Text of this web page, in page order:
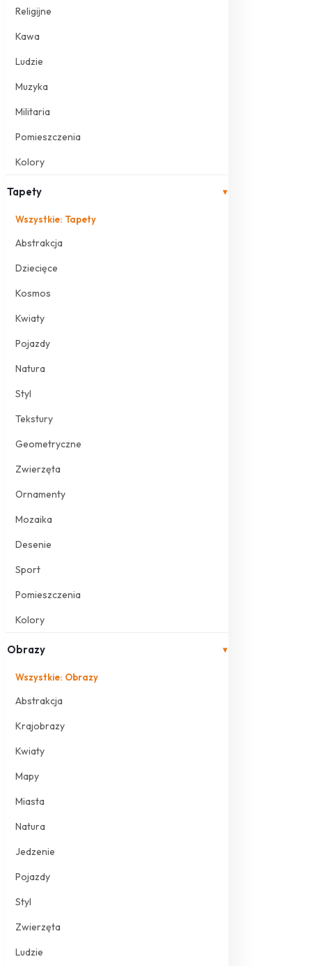
Religijne
Kawa
Ludzie
Muzyka
Militaria
Pomieszczenia
Kolory
Tapety ▾
Wszystkie: Tapety
Abstrakcja
Dziecięce
Kosmos
Kwiaty
Pojazdy
Natura
Styl
Tekstury
Geometryczne
Zwierzęta
Ornamenty
Mozaika
Desenie
Sport
Pomieszczenia
Kolory
Obrazy ▾
Wszystkie: Obrazy
Abstrakcja
Krajobrazy
Kwiaty
Mapy
Miasta
Natura
Jedzenie
Pojazdy
Styl
Zwierzęta
Ludzie